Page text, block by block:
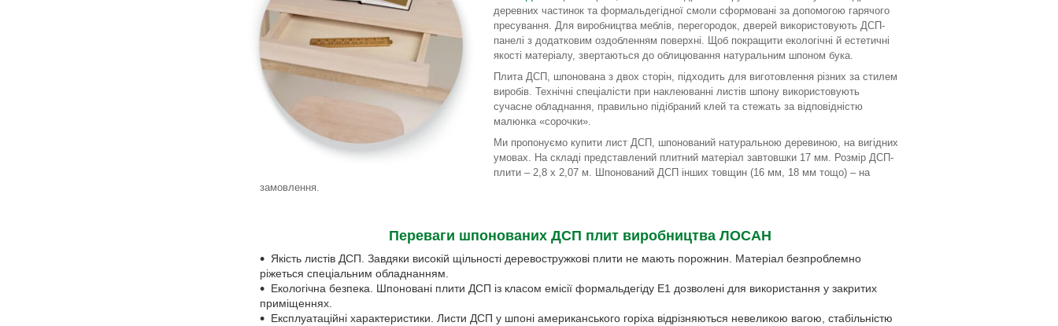
деревних частинок та формальдегідної смоли сформовані за допомогою гарячого
пресування. Для виробництва меблів, перегородок, дверей використовують ДСП-
панелі з додатковим оздобленням поверхні. Щоб покращити екологічні й естетичні
якості матеріалу, звертаються до облицювання натуральним шпоном бука.
Плита ДСП, шпонована з двох сторін, підходить для виготовлення різних за стилем
виробів. Технічні спеціалісти при наклеюванні листів шпону використовують
сучасне обладнання, правильно підібраний клей та стежать за відповідністю
малюнка «сорочки».
Ми пропонуємо купити лист ДСП, шпонований натуральною деревиною, на вигідних
умовах. На складі представлений плитний матеріал завтовшки 17 мм. Розмір ДСП-
плити – 2,8 х 2,07 м. Шпонований ДСП інших товщин (16 мм, 18 мм тощо) – на
замовлення.
Переваги шпонованих ДСП плит виробництва ЛОСАН
Якість листів ДСП. Завдяки високій щільності деревостружкові плити не мають порожнин. Матеріал безпроблемно
ріжеться спеціальним обладнанням.
Екологічна безпека. Шпоновані плити ДСП із класом емісії формальдегіду Е1 дозволені для використання у закритих
приміщеннях.
Експлуатаційні характеристики. Листи ДСП у шпоні американського горіха відрізняються невеликою вагою, стабільністю